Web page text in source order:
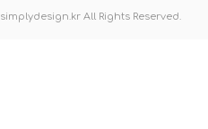
All Rights Reserved.